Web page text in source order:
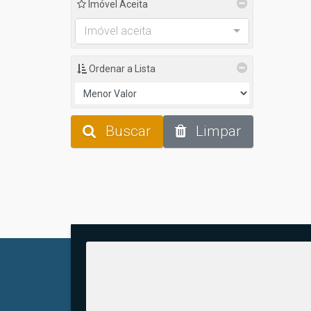
Imóvel Aceita
Imóvel aceita
Ordenar a Lista
Buscar Limpar